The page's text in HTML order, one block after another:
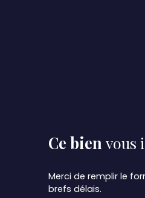
Ce bien vous
Merci de remplir le
brefs délais.